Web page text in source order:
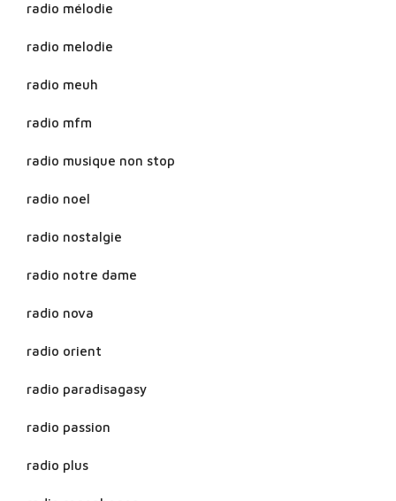
radio mélodie
radio melodie
radio meuh
radio mfm
radio musique non stop
radio noel
radio nostalgie
radio notre dame
radio nova
radio orient
radio paradisagasy
radio passion
radio plus